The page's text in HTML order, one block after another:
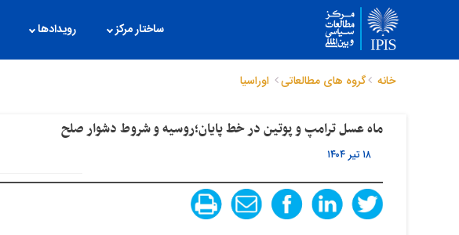
ساختار مرکز رویدادها
خانه گروه های مطالعاتی اوراسیا
ماه عسل ترامپ و پوتین در خط پایان؛روسیه و شروط دشوار صلح
۱۸ تیر ۱۴۰۴